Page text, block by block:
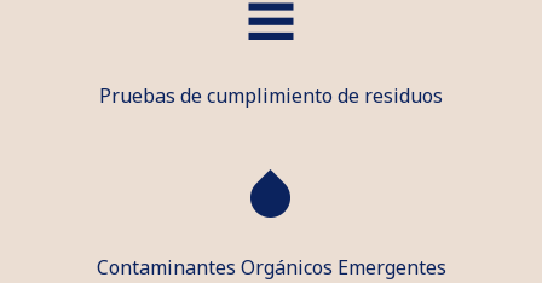
Pruebas de cumplimiento de residuos
Contaminantes Orgánicos Emergentes